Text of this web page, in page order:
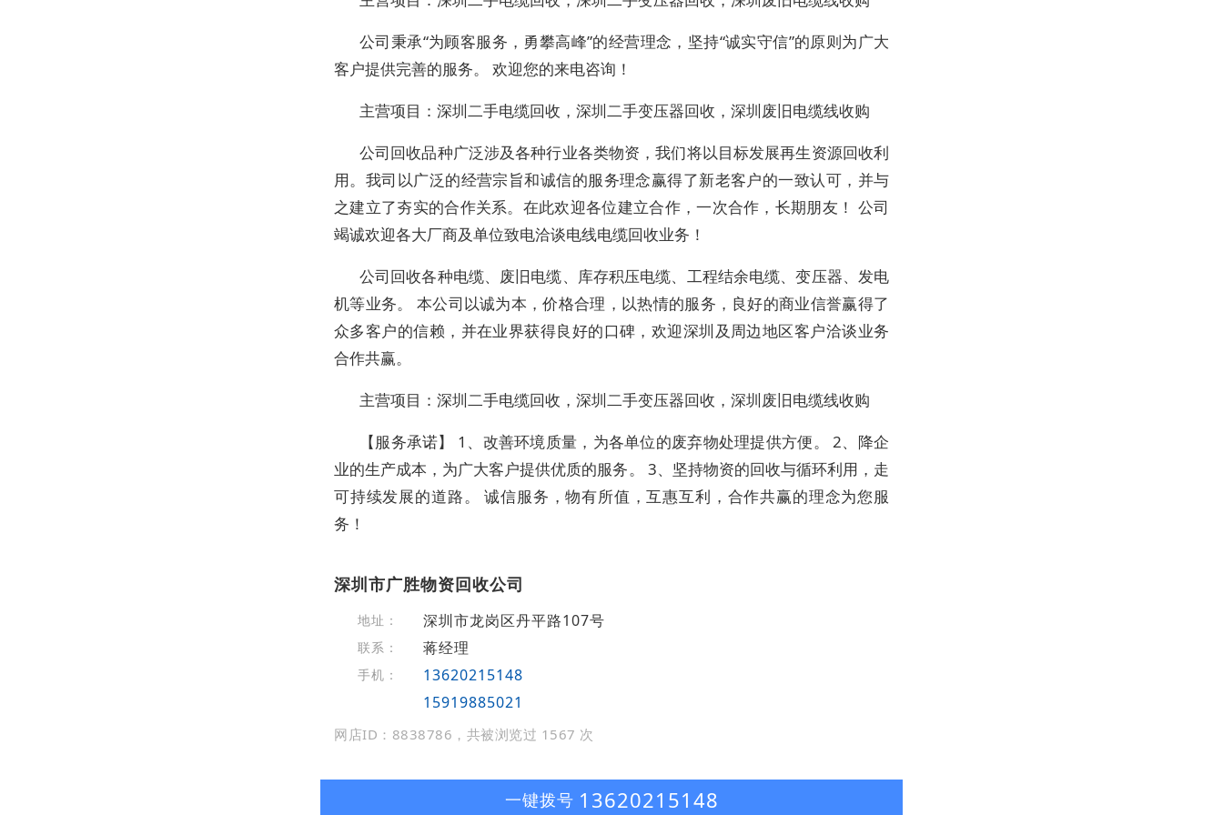
公司秉承“为顾客服务，勇攀高峰”的经营理念，坚持“诚实守信”的原则为广大
客户提供完善的服务。 欢迎您的来电咨询！
主营项目：深圳二手电缆回收，深圳二手变压器回收，深圳废旧电缆线收购
公司回收品种广泛涉及各种行业各类物资，我们将以目标发展再生资源回收利
用。我司以广泛的经营宗旨和诚信的服务理念赢得了新老客户的一致认可，并与
之建立了夯实的合作关系。在此欢迎各位建立合作，一次合作，长期朋友！ 公司
竭诚欢迎各大厂商及单位致电洽谈电线电缆回收业务！
公司回收各种电缆、废旧电缆、库存积压电缆、工程结余电缆、变压器、发电
机等业务。 本公司以诚为本，价格合理，以热情的服务，良好的商业信誉赢得了
众多客户的信赖，并在业界获得良好的口碑，欢迎深圳及周边地区客户洽谈业务
合作共赢。
主营项目：深圳二手电缆回收，深圳二手变压器回收，深圳废旧电缆线收购
【服务承诺】 1、改善环境质量，为各单位的废弃物处理提供方便。 2、降企
业的生产成本，为广大客户提供优质的服务。 3、坚持物资的回收与循环利用，走
可持续发展的道路。 诚信服务，物有所值，互惠互利，合作共赢的理念为您服
务！
深圳市广胜物资回收公司
地址： 深圳市龙岗区丹平路107号
联系： 蒋经理
手机：
13620215148
15919885021
网店ID：8838786，共被浏览过 1567 次
一键拨号 13620215148